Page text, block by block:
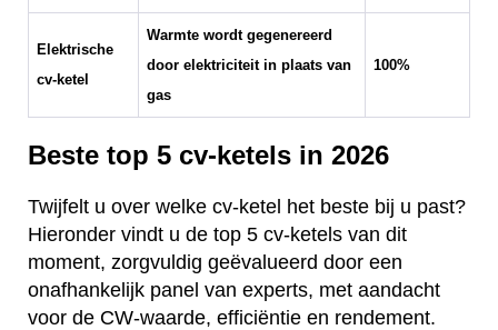
Elektrische
cv-ketel
Warmte wordt gegenereerd
door elektriciteit in plaats van
gas
100%
Beste top 5 cv-ketels in 2026
Twijfelt u over welke cv-ketel het beste bij u past?
Hieronder vindt u de top 5 cv-ketels van dit
moment, zorgvuldig geëvalueerd door een
onafhankelijk panel van experts, met aandacht
voor de CW-waarde, efficiëntie en rendement.